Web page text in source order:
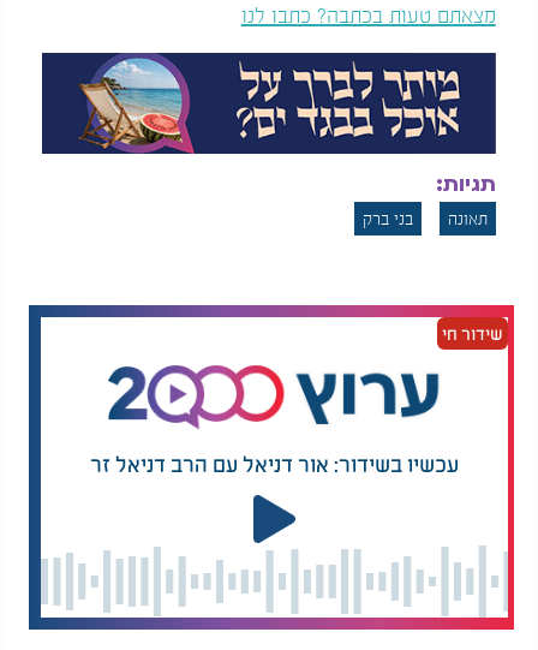
מצאתם טעות בכתבה? כתבו לנו
תגיות:
תאונה בני ברק
שידור חי
עכשיו בשידור: אור דניאל עם הרב דניאל זר